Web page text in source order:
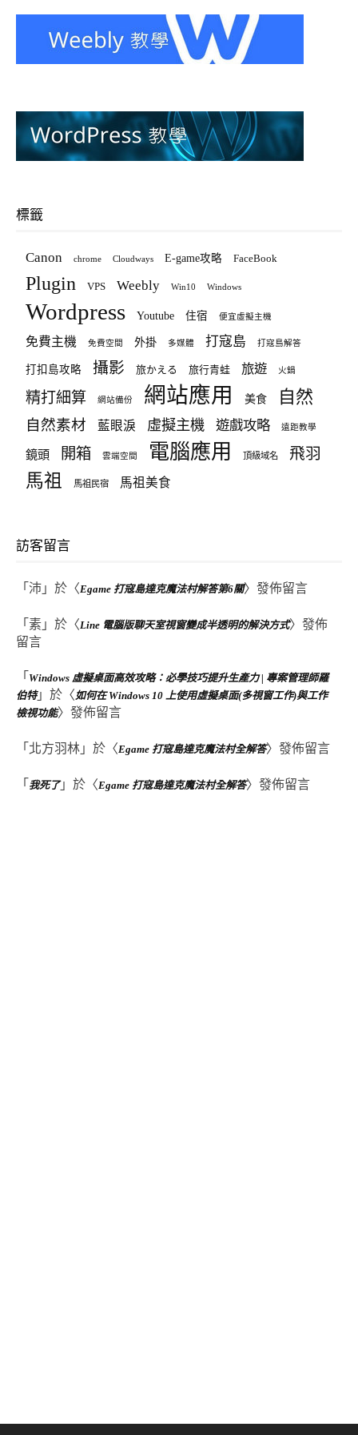
標籤
Canon chrome Cloudways E-game攻略 FaceBook
Plugin VPS Weebly Win10 Windows
Wordpress Youtube 住宿 便宜虛擬主機
免費主機 免費空間 外掛 多媒體 打寇島 打寇島解答
打扣島攻略 攝影 旅かえる 旅行青蛙 旅遊 火鍋
精打細算 網站備份 網站應用 美食 自然
自然素材 藍眼淚 虛擬主機 遊戲攻略 遠距教學
鏡頭 開箱 雲端空間 電腦應用 頂級域名 飛羽
馬祖 馬祖民宿 馬祖美食
訪客留言
「 沛 」於〈Egame 打寇島達克魔法村解答第6關〉發佈留言
「 素 」於〈Line 電腦版聊天室視窗變成半透明的解決方式〉發佈
留言
「 Windows 虛擬桌面高效攻略：必學技巧提升生產力 | 專案管理師羅
伯特」於〈如何在 Windows 10 上使用虛擬桌面(多視窗工作)與工作
檢視功能〉發佈留言
「 北方羽林 」於〈Egame 打寇島達克魔法村全解答〉發佈留言
「 我死了」於〈Egame 打寇島達克魔法村全解答〉發佈留言